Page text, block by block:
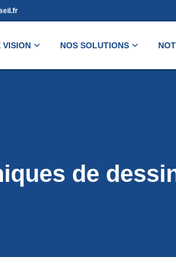
VISION NOS SOLUTIONS
de